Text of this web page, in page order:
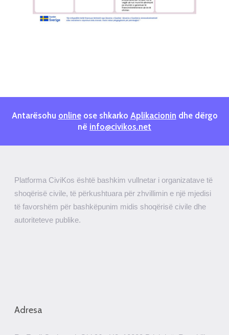
Antarësohu onlineose shkarko Aplikacionin dhe dërgo
në info@civikos.net
Platforma CiviKos është bashkim vullnetar i organizatave të
shoqërisë civile, të përkushtuara për zhvillimin e një mjedisi
të favorshëm për bashkëpunim midis shoqërisë civile dhe
autoriteteve publike.
Adresa